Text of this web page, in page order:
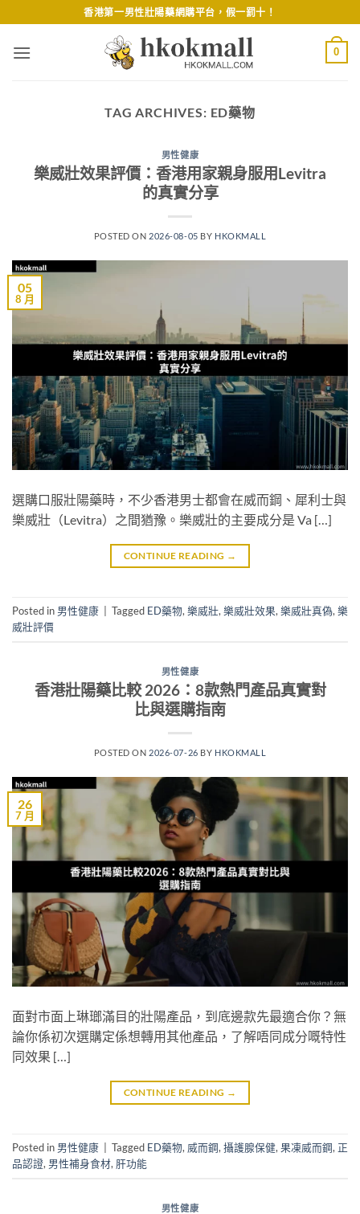
to
content
香港第一男性壯陽藥網購平台，假一罰十！
0
TAG ARCHIVES: ED藥物
男性健康
樂威壯效果評價：香港用家親身服用Levitra
的真實分享
POSTED ON 2026-08-05 BY HKOKMALL
05
8 月
選購口服壯陽藥時，不少香港男士都會在威而鋼、犀利士與
樂威壯（Levitra）之間猶豫。樂威壯的主要成分是 Va […]
CONTINUE READING →
Posted in 男性健康 Tagged ED藥物,樂威壯,樂威壯效果,樂威壯真偽,樂
威壯評價
男性健康
香港壯陽藥比較 2026：8款熱門產品真實對
比與選購指南
POSTED ON 2026-07-26 BY HKOKMALL
26
7 月
面對市面上琳瑯滿目的壯陽產品，到底邊款先最適合你？無
論你係初次選購定係想轉用其他產品，了解唔同成分嘅特性
同效果 […]
CONTINUE READING →
Posted in 男性健康 Tagged ED藥物, 威而鋼, 攝護腺保健, 果凍威而鋼, 正
品認證, 男性補身食材, 肝功能
男性健康